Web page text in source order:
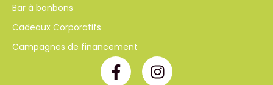
Bar à bonbons
Cadeaux Corporatifs
Campagnes de financement